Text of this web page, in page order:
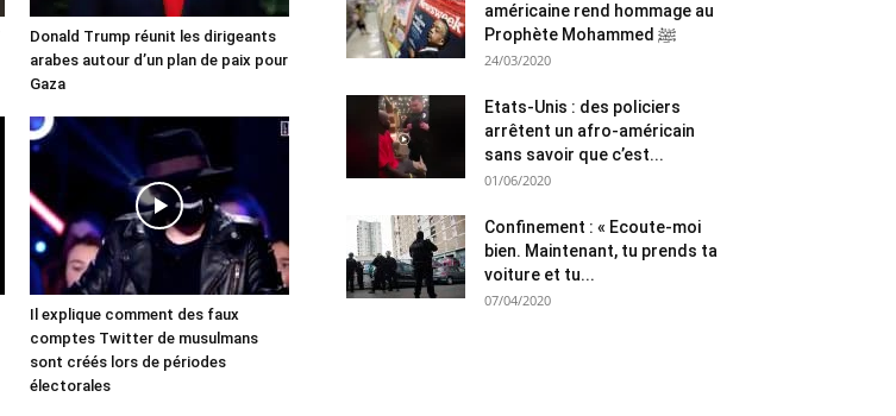
Donald Trump réunit les dirigeants
arabes autour d’un plan de paix pour
Gaza
Il explique comment des faux
comptes Twitter de musulmans
sont créés lors de périodes
électorales
américaine rend hommage au
Prophète Mohammed ﷺ
24/03/2020
Etats-Unis : des policiers
arrêtent un afro-américain
sans savoir que c’est...
01/06/2020
Confinement : « Ecoute-moi
bien. Maintenant, tu prends ta
voiture et tu...
07/04/2020